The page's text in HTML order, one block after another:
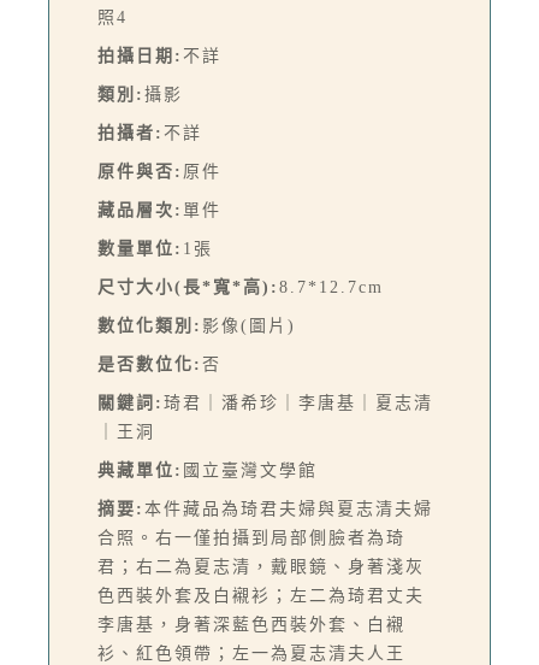
照4
拍攝日期: 不詳
類別: 攝影
拍攝者: 不詳
原件與否: 原件
藏品層次: 單件
數量單位: 1張
尺寸大小(長*寬*高): 8.7*12.7cm
數位化類別: 影像(圖片)
是否數位化: 否
關鍵詞: 琦君｜潘希珍｜李唐基｜夏志清
｜王洞
典藏單位: 國立臺灣文學館
摘要: 本件藏品為琦君夫婦與夏志清夫婦
合照。右一僅拍攝到局部側臉者為琦
君；右二為夏志清，戴眼鏡、身著淺灰
色西裝外套及白襯衫；左二為琦君丈夫
李唐基，身著深藍色西裝外套、白襯
衫、紅色領帶；左一為夏志清夫人王